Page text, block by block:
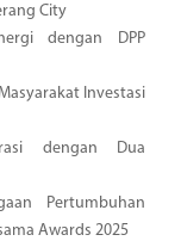
City
dengan DPP
Investasi
dengan Dua
Pertumbuhan
Awards 2025